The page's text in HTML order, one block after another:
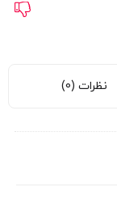
نظرات (0)